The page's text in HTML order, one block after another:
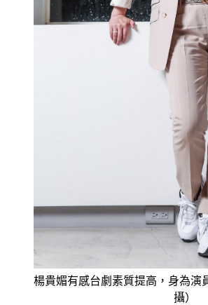
楊貴媚有感台劇素質提高，身為